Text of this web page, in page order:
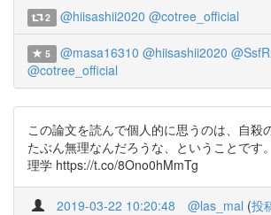
2 @hiisashii2020 @cotree_official
5 @masa16310 @hiisashii2020
@cotree_official
この論文を読んで個人的に思うのは、自殺
たぶん無理なんだろうな、ということです
理学 https://t.co/8Ono0hMmTg
2019-03-22 10:20:48 @las_mal (投